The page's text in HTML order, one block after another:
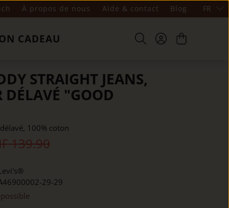
À propos de nous Aide & contact Blog FR
CADEAU
STRAIGHT JEANS,
DÉLAVÉ "GOOD
100% coton
139.90
29-29